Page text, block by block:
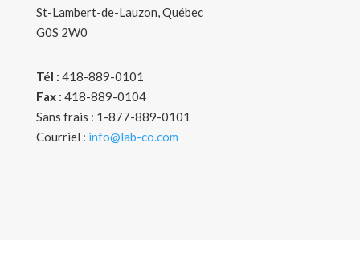
St-Lambert-de-Lauzon, Québec
G0S 2W0
Tél : 418-889-0101
Fax : 418-889-0104
Sans frais : 1-877-889-0101
Courriel : info@lab-co.com